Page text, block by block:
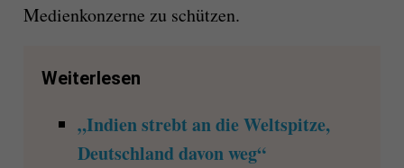
Medienkonzerne zu schützen.
Weiterlesen
„Indien strebt an die Weltspitze,
Deutschland davon weg“